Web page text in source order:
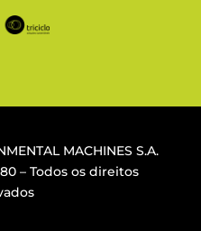
MACHINES S.A.
– Todos os direitos